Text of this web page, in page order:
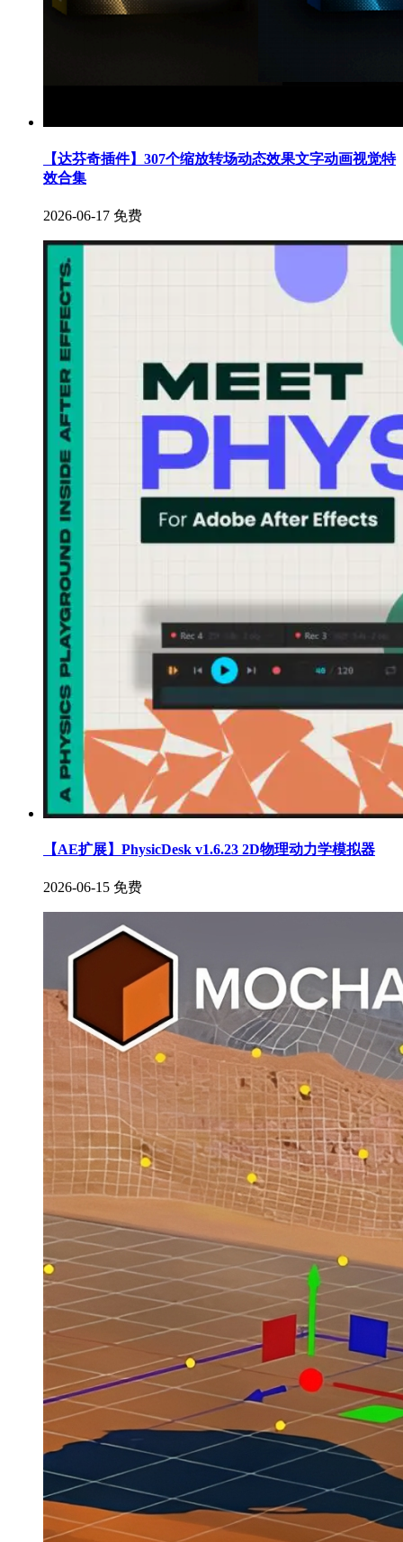
【达芬奇插件】307个缩放转场动态效果文字动画视觉特
效合集
2026-06-17 免费
【AE扩展】PhysicDesk v1.6.23 2D物理动力学模拟器
2026-06-15 免费